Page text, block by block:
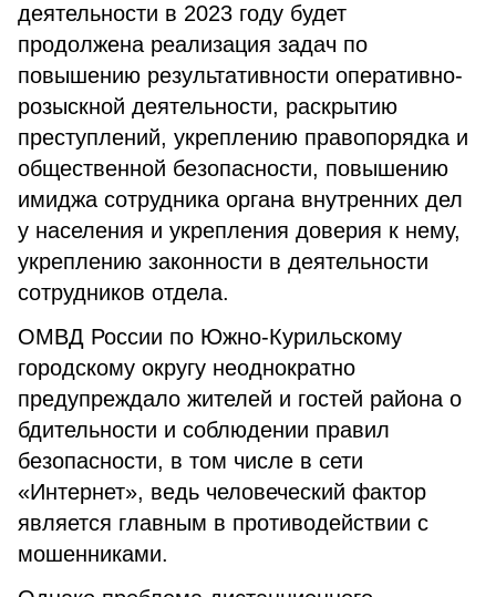
деятельности в 2023 году будет
продолжена реализация задач по
повышению результативности оперативно-
розыскной деятельности, раскрытию
преступлений, укреплению правопорядка и
общественной безопасности, повышению
имиджа сотрудника органа внутренних дел
у населения и укрепления доверия к нему,
укреплению законности в деятельности
сотрудников отдела.
ОМВД России по Южно-Курильскому
городскому округу неоднократно
предупреждало жителей и гостей района о
бдительности и соблюдении правил
безопасности, в том числе в сети
«Интернет», ведь человеческий фактор
является главным в противодействии с
мошенниками.